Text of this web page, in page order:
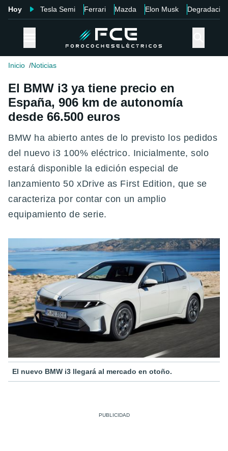
Hoy Tesla Semi Ferrari Mazda Elon Musk Degradación
Inicio Noticias
El BMW i3 ya tiene precio en
España, 906 km de autonomía
desde 66.500 euros
BMW ha abierto antes de lo previsto los pedidos
del nuevo i3 100% eléctrico. Inicialmente, solo
estará disponible la edición especial de
lanzamiento 50 xDrive as First Edition, que se
caracteriza por contar con un amplio
equipamiento de serie.
El nuevo BMW i3 llegará al mercado en otoño.